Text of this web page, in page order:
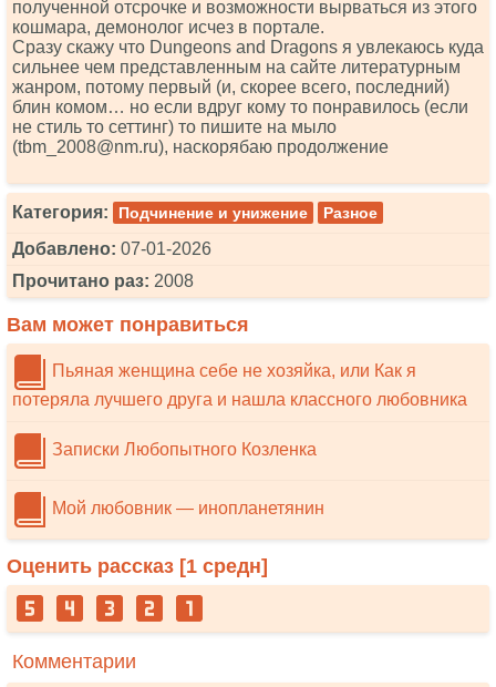
полученной отсрочке и возможности вырваться из этого
кошмара, демонолог исчез в портале.
Сразу скажу что Dungеоns аnd Drаgоns я увлекаюсь куда
сильнее чем представленным на сайте литературным
жанром, потому первый (и, скорее всего, последний)
блин комом… но если вдруг кому то понравилось (если
не стиль то сеттинг) то пишите на мыло
(tbm_2008@nm.ru), наскорябаю продолжение
Категория: Подчинение и унижение Разное
Добавлено: 07-01-2026
Прочитано раз: 2008
Вам может понравиться
Пьяная женщина себе не хозяйка, или Как я
потеряла лучшего друга и нашла классного любовника
Записки Любопытного Козленка
Мой любовник — инопланетянин
Оценить рассказ [1 средн]
Комментарии